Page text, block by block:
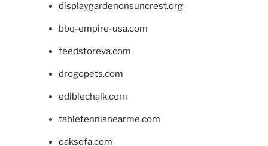
displaygardenonsuncrest.org
bbq-empire-usa.com
feedstoreva.com
drogopets.com
ediblechalk.com
tabletennisnearme.com
oaksofa.com